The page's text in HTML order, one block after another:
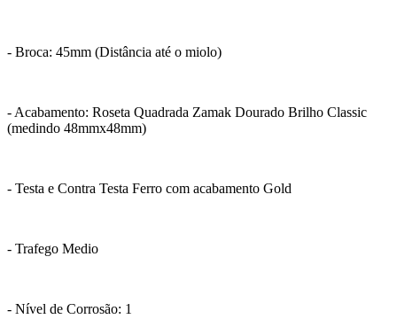
- Broca: 45mm (Distância até o miolo)
- Acabamento: Roseta Quadrada Zamak Dourado Brilho Classic
(medindo 48mmx48mm)
- Testa e Contra Testa Ferro com acabamento Gold
- Trafego Medio
- Nível de Corrosão: 1